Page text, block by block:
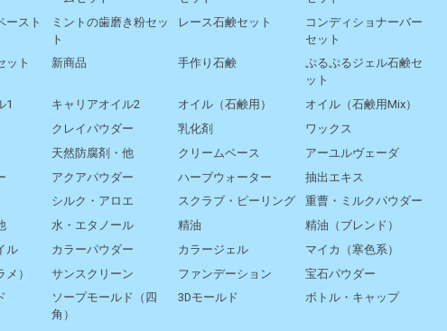
ースト
ミントの歯磨き粉セッ
ト
レース石鹸セット
コンディショナーバー
セット
ット 新商品 手作り石鹸
ぷるぷるジェル石鹸セ
ット
1 キャリアオイル2 オイル（石鹸用）
オイル（石鹸用Mix）
クレイパウダー 乳化剤
ワックス
天然防腐剤・他 クリームベース
アーユルヴェーダ
アクアパウダー ハーブウォーター
抽出エキス
シルク・アロエ スクラブ・ピーリング
重曹・ミルクパウダー
水・エタノール 精油
精油（ブレンド）
ル カラーパウダー カラージェル
マイカ（寒色系）
） サンスクリーン ファンデーション
宝石パウダー
ソープモールド（四
角）
3Dモールド ボトル・キャップ